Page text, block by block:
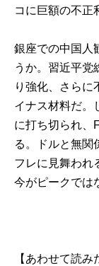
コに巨額の不正
銀座での中国人
うか。習近平党
り強化、さらに
イナス材料だ。
に打ち切られ、
る。ドルと無関
フレに見舞われ
今がピークでは
【あわせて読み